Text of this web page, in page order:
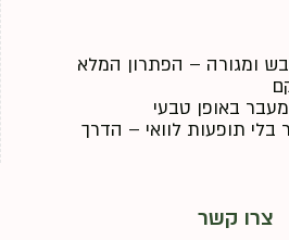
ומגורה – הפתרון המלא
באופן טבעי
בלי תופעות לוואי – הדרך
צרו קשר